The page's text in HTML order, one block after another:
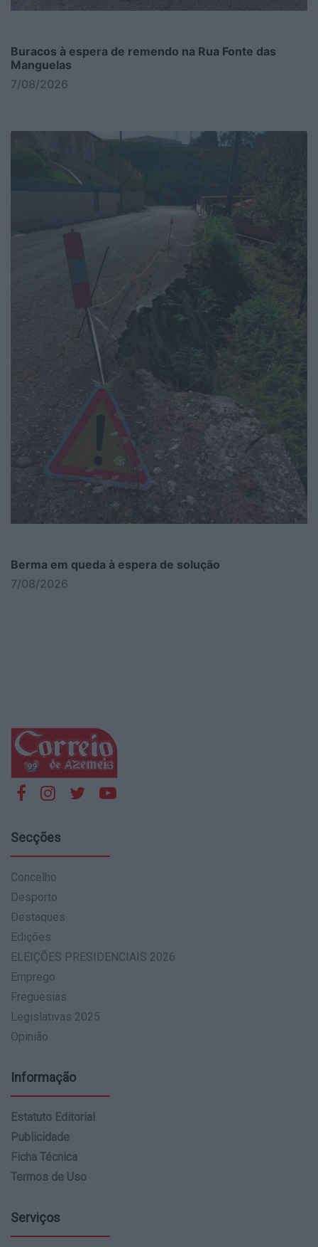
Buracos à espera de remendo na Rua Fonte das
Manguelas
7/08/2026
Berma em queda à espera de solução
7/08/2026
Secções
Concelho
Desporto
Destaques
Edições
ELEIÇÕES PRESIDENCIAIS 2026
Emprego
Freguesias
Legislativas 2025
Opinião
Informação
Estatuto Editorial
Publicidade
Ficha Técnica
Termos de Uso
Serviços